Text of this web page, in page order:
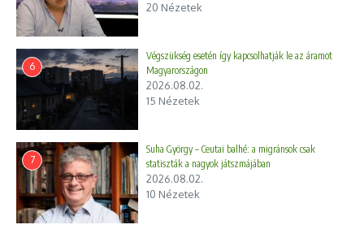
20 Nézetek
6
Végszükség esetén így kapcsolhatják le az áramot
Magyarországon
2026.08.02.
15 Nézetek
7
Suha György – Ceutai balhé: a migránsok csak
statiszták a nagyok játszmájában
2026.08.02.
10 Nézetek